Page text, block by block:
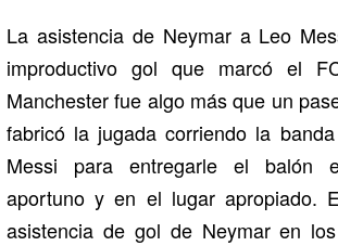
La asistencia de Neymar a Leo
improductivo gol que marcó el
Manchester fue algo más que un
fabricó la jugada corriendo la
Messi para entregarle el balón
aportuno y en el lugar apropiado.
asistencia de gol de Neymar en